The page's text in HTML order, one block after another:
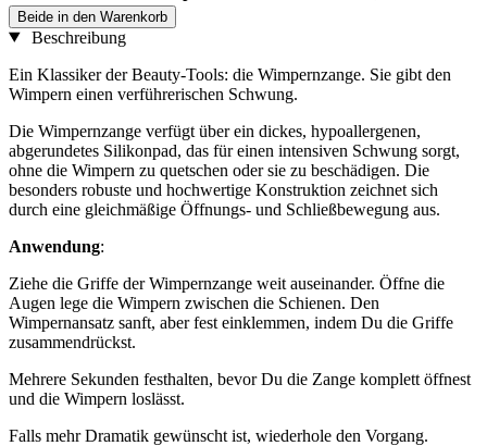
Beide in den Warenkorb
Beschreibung
Ein Klassiker der Beauty-Tools: die Wimpernzange. Sie gibt den
Wimpern einen verführerischen Schwung.
Die Wimpernzange verfügt über ein dickes, hypoallergenen,
abgerundetes Silikonpad, das für einen intensiven Schwung sorgt,
ohne die Wimpern zu quetschen oder sie zu beschädigen. Die
besonders robuste und hochwertige Konstruktion zeichnet sich
durch eine gleichmäßige Öffnungs- und Schließbewegung aus.
Anwendung:
Ziehe die Griffe der Wimpernzange weit auseinander. Öffne die
Augen lege die Wimpern zwischen die Schienen. Den
Wimpernansatz sanft, aber fest einklemmen, indem Du die Griffe
zusammendrückst.
Mehrere Sekunden festhalten, bevor Du die Zange komplett öffnest
und die Wimpern loslässt.
Falls mehr Dramatik gewünscht ist, wiederhole den Vorgang.